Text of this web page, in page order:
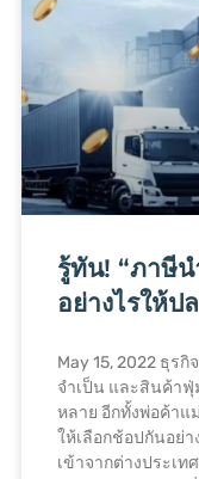
รู้ทัน! “ภาษีน
อย่างไรให้ป
May 15, 2022 ธุร
จำเป็น และสินค้า
หลาย อีกทั้งพ่อค้า
ให้เลือกช้อปกันอย่
เข้าจากต่างประเท